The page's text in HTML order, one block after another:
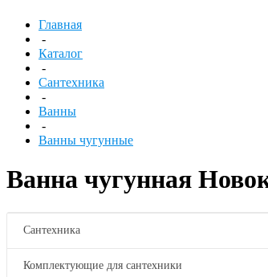
Главная
-
Каталог
-
Сантехника
-
Ванны
-
Ванны чугунные
Ванна чугунная
Сантехника
Комплектующие для сантехники